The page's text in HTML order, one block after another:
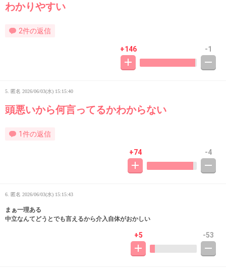
わかりやすい
2件の返信
+146 -1
5. 匿名 2026/06/03(水) 15:15:40
頭悪いから何言ってるかわからない
1件の返信
+74 -4
6. 匿名 2026/06/03(水) 15:15:43
まぁ一理ある
中立なんてどうとでも言えるから介入自体がおかしい
+5 -53